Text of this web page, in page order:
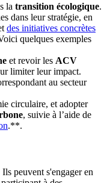
la transition écologique.
dans leur stratégie, en
des initiatives concrètes
quelques exemples
et revoir les ACV
limiter leur impact.
au secteur
circulaire, et adopter
, suivie à l’aide de
.**.
peuvent s'engager en